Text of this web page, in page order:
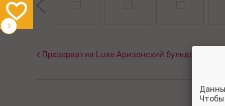
< Презерватив Luxe Аризонский бульдог 1 шт
0